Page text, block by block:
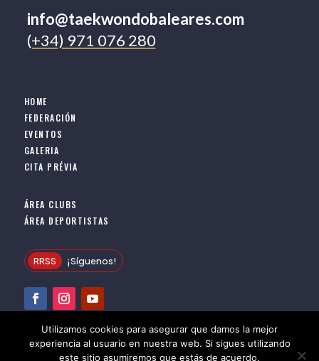
info@taekwondobaleares.com
(+34) 971 076 280
HOME
FEDERACIÓN
EVENTOS
GALERIA
CITA PRÉVIA
ÁREA CLUBS
ÁREA DEPORTISTAS
RRSS ¡Síguenos!
PRIVACIDAD|COOKIES| AVISO LEGAL
© 2026 Federación Balear de Taekwondo Todos los
Utilizamos cookies para asegurar que damos la mejor
experiencia al usuario en nuestra web. Si sigues utilizando
este sitio asumiremos que estás de acuerdo.